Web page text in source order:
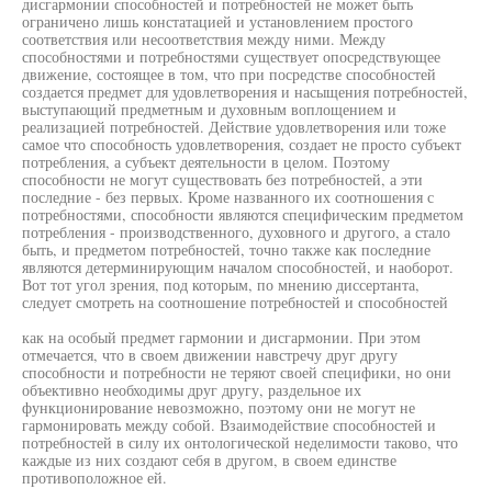
ограничено лишь констатацией и установлением простого
соответствия или несоответствия между ними. Между
способностями и потребностями существует опосредствующее
движение, состоящее в том, что при посредстве способностей
создается предмет для удовлетворения и насыщения потребностей,
выступающий предметным и духовным воплощением и
реализацией потребностей. Действие удовлетворения или тоже
самое что способность удовлетворения, создает не просто субъект
потребления, а субъект деятельности в целом. Поэтому
способности не могут существовать без потребностей, а эти
последние - без первых. Кроме названного их соотношения с
потребностями, способности являются специфическим предметом
потребления - производственного, духовного и другого, а стало
быть, и предметом потребностей, точно также как последние
являются детерминирующим началом способностей, и наоборот.
Вот тот угол зрения, под которым, по мнению диссертанта,
следует смотреть на соотношение потребностей и способностей
как на особый предмет гармонии и дисгармонии. При этом
отмечается, что в своем движении навстречу друг другу
способности и потребности не теряют своей специфики, но они
объективно необходимы друг другу, раздельное их
функционирование невозможно, поэтому они не могут не
гармонировать между собой. Взаимодействие способностей и
потребностей в силу их онтологической неделимости таково, что
каждые из них создают себя в другом, в своем единстве
противоположное ей.